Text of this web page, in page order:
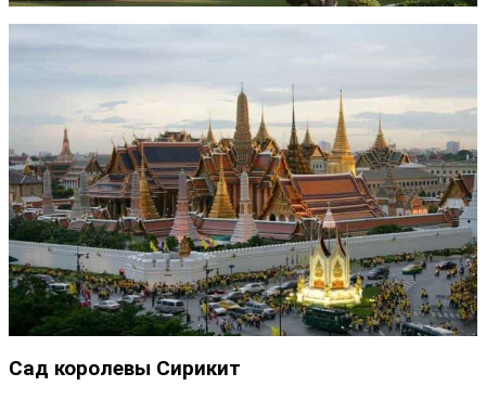
Сад королевы Сирикит